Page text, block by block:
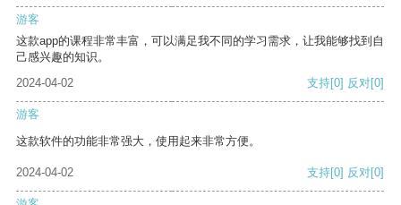
游客
这款app的课程非常丰富，可以满足我不同的学习需求，让我能够找到自
己感兴趣的知识。
2024-04-02
支持[0] 反对[0]
游客
这款软件的功能非常强大，使用起来非常方便。
2024-04-02 支持[0] 反对[0]